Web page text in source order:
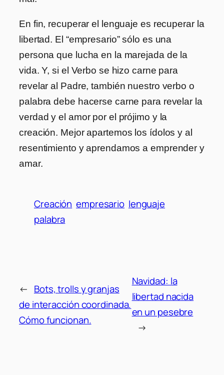
En fin, recuperar el lenguaje es recuperar la
libertad. El “empresario” sólo es una
persona que lucha en la marejada de la
vida. Y, si el Verbo se hizo carne para
revelar al Padre, también nuestro verbo o
palabra debe hacerse carne para revelar la
verdad y el amor por el prójimo y la
creación. Mejor apartemos los ídolos y al
resentimiento y aprendamos a emprender y
amar.
Creación empresario lenguaje
palabra
← Bots, trolls y granjas
de interacción coordinada.
Cómo funcionan.
Navidad: la
libertad nacida
en un pesebre
→